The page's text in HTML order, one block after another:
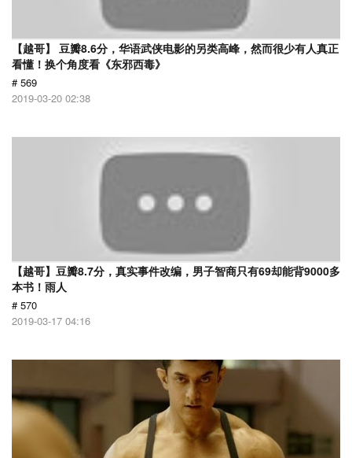
【越哥】 豆瓣8.6分，华语武侠电影的另类高峰，然而很少有人真正
看懂！换个角度看《东邪西毒》
# 569
2019-03-20 02:38
【越哥】豆瓣8.7分，真实事件改编，男子智商只有69却能背9000多
本书！雨人
# 570
2019-03-17 04:16